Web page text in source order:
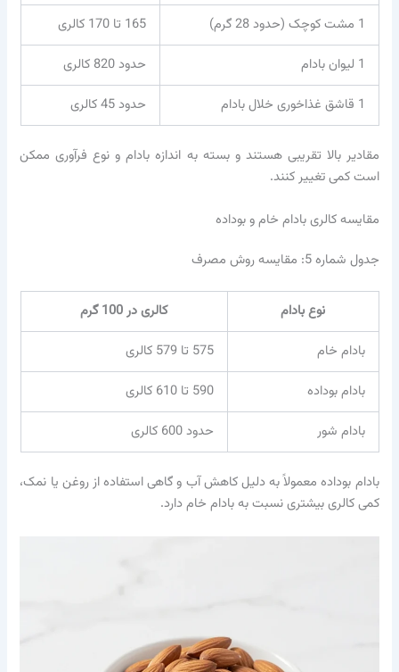
1 مشت کوچک (حدود 28 گرم)
165 تا 170 کالری
1 لیوان بادام
حدود 820 کالری
1 قاشق غذاخوری خلال بادام
حدود 45 کالری
مقادیر بالا تقریبی هستند و بسته به اندازه بادام و نوع فرآوری ممکن
است کمی تغییر کنند.
مقایسه کالری بادام خام و بوداده
جدول شماره 5: مقایسه روش مصرف
نوع بادام
کالری در 100 گرم
بادام خام
575 تا 579 کالری
بادام بوداده
590 تا 610 کالری
بادام شور
حدود 600 کالری
بادام بوداده معمولاً به دلیل کاهش آب و گاهی استفاده از روغن یا نمک،
کمی کالری بیشتری نسبت به بادام خام دارد.